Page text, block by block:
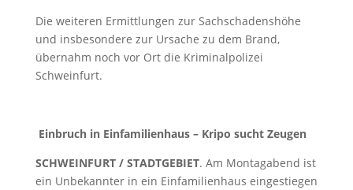
Die weiteren Ermittlungen zur Sachschadenshöhe
und insbesondere zur Ursache zu dem Brand,
übernahm noch vor Ort die Kriminalpolizei
Schweinfurt.
Einbruch in Einfamilienhaus – Kripo sucht Zeugen
SCHWEINFURT / STADTGEBIET. Am Montagabend ist
ein Unbekannter in ein Einfamilienhaus eingestiegen